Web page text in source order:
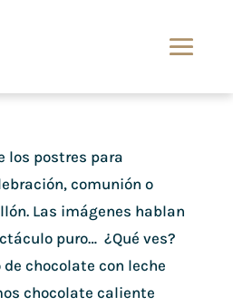
banquete de boda: The
los postres para
comunión o
Las imágenes hablan
puro… ¿Qué ves?
chocolate con leche
chocolate caliente